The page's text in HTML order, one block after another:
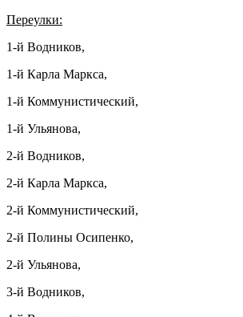
Переулки:
1-й Водников,
1-й Карла Маркса,
1-й Коммунистический,
1-й Ульянова,
2-й Водников,
2-й Карла Маркса,
2-й Коммунистический,
2-й Полины Осипенко,
2-й Ульянова,
3-й Водников,